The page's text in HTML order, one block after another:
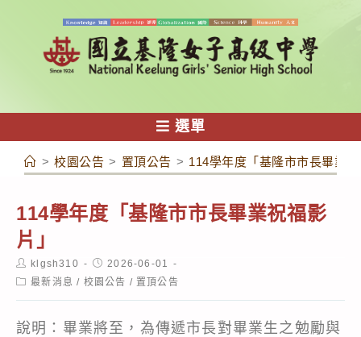
容
選單
> 校園公告 > 置頂公告 > 114學年度「基隆市市長畢業
114學年度「基隆市市長畢業祝福影
片」
Post
author:
klgsh310
Post
published:
2026-06-01
Post最新消息 / 校園公告 / 置頂公告
說明：畢業將至，為傳遞市長對畢業生之勉勵與